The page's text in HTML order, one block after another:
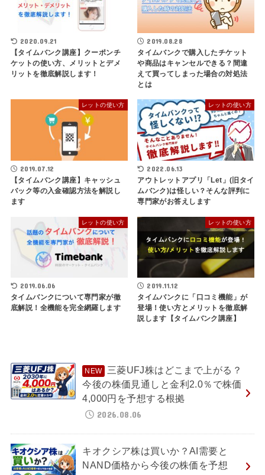
2020.09.21
【タイムバンク講座】クーポンチ
ケットの使い方、メリットとデメ
リットを徹底解説します！
2019.08.28
タイムバンクで購入したチケット
や商品はキャンセルできる？間違
えて買ってしまった場合の対処法
とは
レットの使い方
2019.07.12
【タイムバンク講座】キャッシュ
バック等の入金確認方法を解説し
ます
レットの使い方
2022.06.13
アウトレットアプリ「Let」(旧タイ
ムバンク)は怪しい？そんな評判に
専門家がお答えします
レットの使い方
2019.06.06
タイムバンクについて専門家が徹
底解説！全機能を完全網羅します
レットの使い方
2019.11.12
タイムバンクに「口コミ機能」が
登場！使い方とメリットを徹底解
説します【タイムバンク講座】
三菱UFJ株はどこまで上がる？
今後の株価見通しと金利2.0％で株価
4,000円を予想する根拠
2026.08.06
キオクシア株は買いか？AI需要と
NAND価格から今後の株価を予想